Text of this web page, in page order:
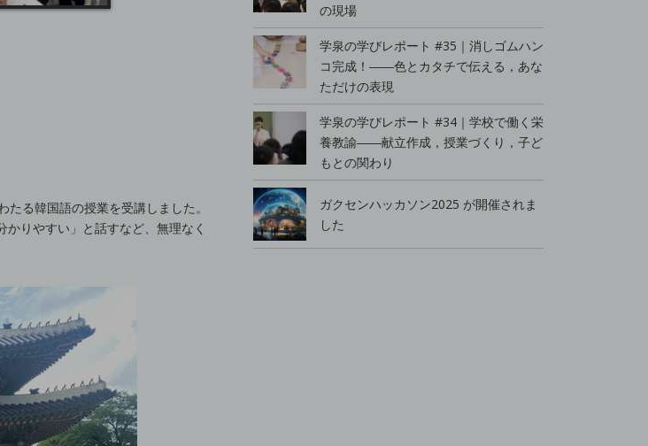
る韓国語の授業を受講しました。
りやすい」と話すなど、無理なく
の現場
学泉の学びレポート #35｜消しゴムハン
コ完成！――色とカタチで伝える，あな
ただけの表現
学泉の学びレポート #34｜学校で働く栄
養教諭――献立作成，授業づくり，子ど
もとの関わり
ガクセンハッカソン2025 が開催されま
した